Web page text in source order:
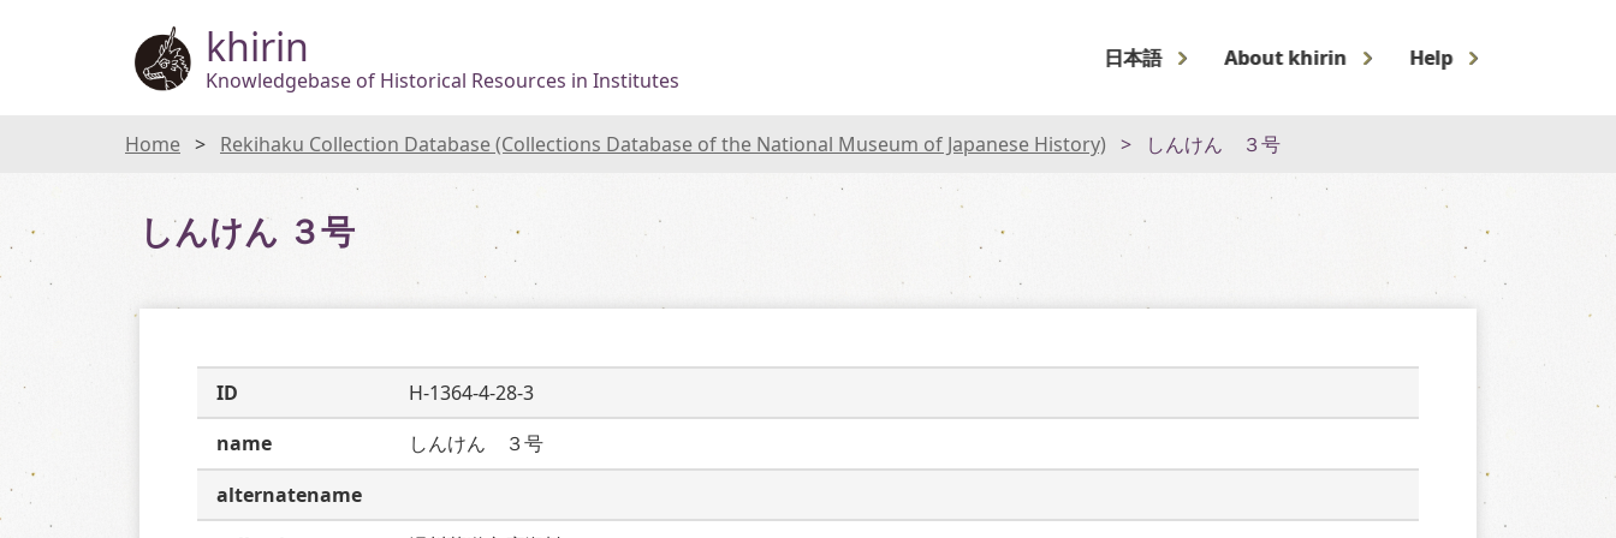
khirin
Knowledgebase of Historical Resources in Institutes
日本語 About khirin Help
Home Rekihaku Collection Database (Collections Database of the National Museum of Japanese History) しんけん ３号
しんけん ３号
ID
H-1364-4-28-3
name
しんけん　３号
alternatename